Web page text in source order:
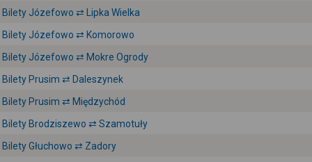
Bilety Józefowo ⇄ Lipka Wielka
Bilety Józefowo ⇄ Komorowo
Bilety Józefowo ⇄ Mokre Ogrody
Bilety Prusim ⇄ Daleszynek
Bilety Prusim ⇄ Międzychód
Bilety Brodziszewo ⇄ Szamotuły
Bilety Głuchowo ⇄ Zadory